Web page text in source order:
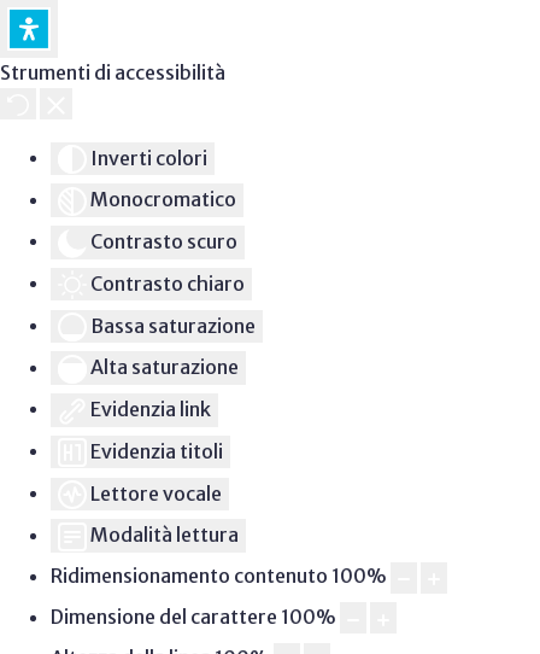
Strumenti di accessibilità
Inverti colori
Monocromatico
Contrasto scuro
Contrasto chiaro
Bassa saturazione
Alta saturazione
Evidenzia link
Evidenzia titoli
Lettore vocale
Modalità lettura
Ridimensionamento contenuto 100%
Dimensione del carattere 100%